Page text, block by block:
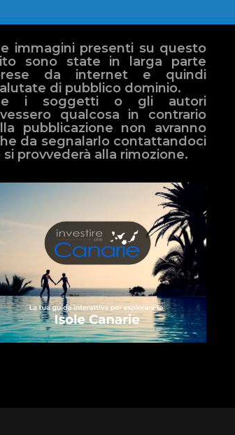
immagini presenti su questo
sono state in larga parte
da internet e quindi
di pubblico dominio.
i soggetti o gli autori
qualcosa in contrario
pubblicazione non avranno
da segnalarlo contattandoci
si provvederà alla rimozione.